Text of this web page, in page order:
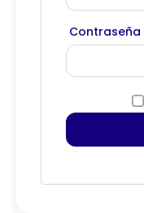
Contraseña